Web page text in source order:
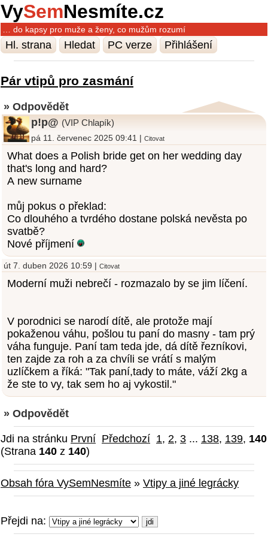
VySemNesmíte.cz
… do kapsy pro muže a ženy, co mužům rozumí
Hl. strana Hledat PC verze Přihlášení
Pár vtipů pro zasmání
» Odpovědět
p!p@ (VIP Chlapík)
pá 11. červenec 2025 09:41 |Citovat
What does a Polish bride get on her wedding day
that's long and hard?
A new surname
můj pokus o překlad:
Co dlouhého a tvrdého dostane polská nevěsta po
svatbě?
Nové příjmení
út 7. duben 2026 10:59 | Citovat
Moderní muži nebrečí - rozmazalo by se jim líčení.
V porodnici se narodí dítě, ale protože mají
pokaženou váhu, pošlou tu paní do masny - tam prý
váha funguje. Paní tam teda jde, dá dítě řezníkovi,
ten zajde za roh a za chvíli se vrátí s malým
uzlíčkem a říká: "Tak paní,tady to máte, váží 2kg a
že ste to vy, tak sem ho aj vykostil."
» Odpovědět
Jdi na stránku První Předchozí 1, 2, 3 ... 138, 139, 140
(Strana 140 z 140)
Obsah fóra VySemNesmíte » Vtipy a jiné legrácky
Přejdi na: